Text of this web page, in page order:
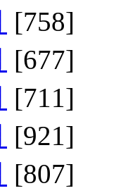
[758]
[677]
[711]
[921]
[807]